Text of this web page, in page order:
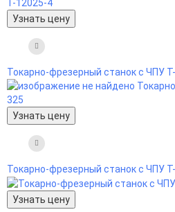
Узнать цену
Токарно-фрезерный станок с ЧПУ
Узнать цену
Токарно-фрезерный станок с ЧПУ
Узнать цену